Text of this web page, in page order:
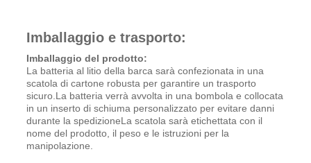
Imballaggio e trasporto:
Imballaggio del prodotto:
La batteria al litio della barca sarà confezionata in una
scatola di cartone robusta per garantire un trasporto
sicuro.La batteria verrà avvolta in una bombola e collocata
in un inserto di schiuma personalizzato per evitare danni
durante la spedizioneLa scatola sarà etichettata con il
nome del prodotto, il peso e le istruzioni per la
manipolazione.